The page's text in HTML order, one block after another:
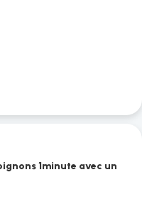
1minute avec un